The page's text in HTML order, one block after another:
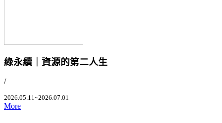
綠永續｜資源的第二人生
/
2026.05.11~2026.07.01
More